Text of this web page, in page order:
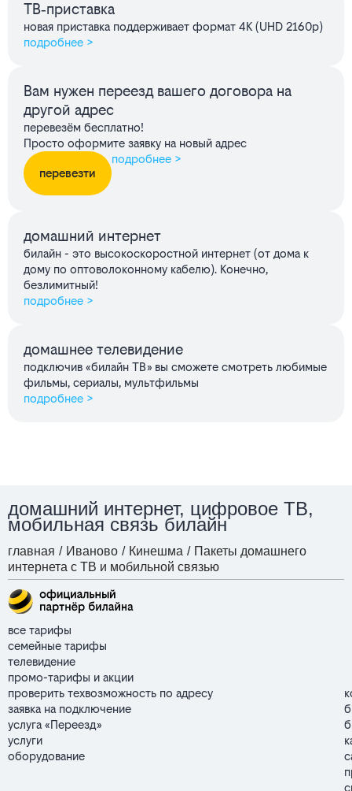
ТВ‑приставка
новая приставка поддерживает формат 4K (UHD 2160p)
подробнее >
Вам нужен переезд вашего договора на
другой адрес
перевезём бесплатно!
Просто оформите заявку на новый адрес
перевезти
подробнее >
домашний интернет
билайн - это высокоскоростной интернет (от дома к
дому по оптоволоконному кабелю). Конечно,
безлимитный!
подробнее >
домашнее телевидение
подключив «билайн ТВ» вы сможете смотреть любимые
фильмы, сериалы, мультфильмы
подробнее >
домашний интернет, цифровое ТВ,
мобильная связь билайн
главная / Иваново / Кинешма / Пакеты домашнего
интернета с ТВ и мобильной связью
все тарифы
семейные тарифы
телевидение
промо-тарифы и акции
проверить техвозможность по адресу
заявка на подключение
услуга «Переезд»
услуги
оборудование